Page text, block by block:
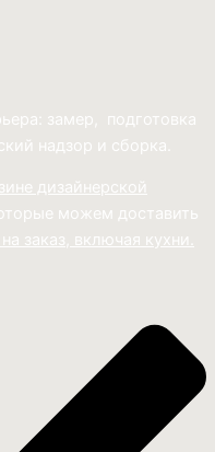
замер, подготовка
надзор и сборка.
дизайнерской
можем доставить
заказ, включая кухни.